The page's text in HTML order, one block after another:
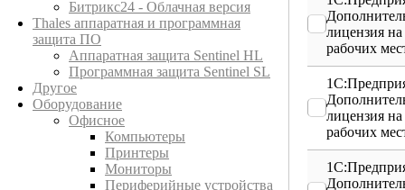
Битрикс24 - Облачная версия
Thales аппаратная и программная
защита ПО
Аппаратная защита Sentinel HL
Программная защита Sentinel SL
Другое
Оборудование
Офисное
Компьютеры
Принтеры
Мониторы
Периферийные устройства
лицензия
рабочих
лицензия
рабочих